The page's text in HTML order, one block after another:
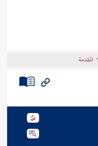
المقدمة